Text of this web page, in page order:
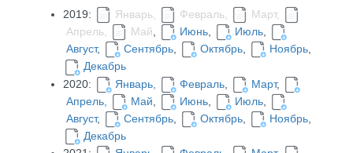
2019:
Январь, Февраль,
Март,
Апрель,
Май Июнь Июль
Август, Сентябрь, Октябрь, Ноябрь,
Декабрь
2020:
Январь, Февраль Март,
Апрель,
Май Июнь Июль
Август, Сентябрь Октябрь Ноябрь
Декабрь